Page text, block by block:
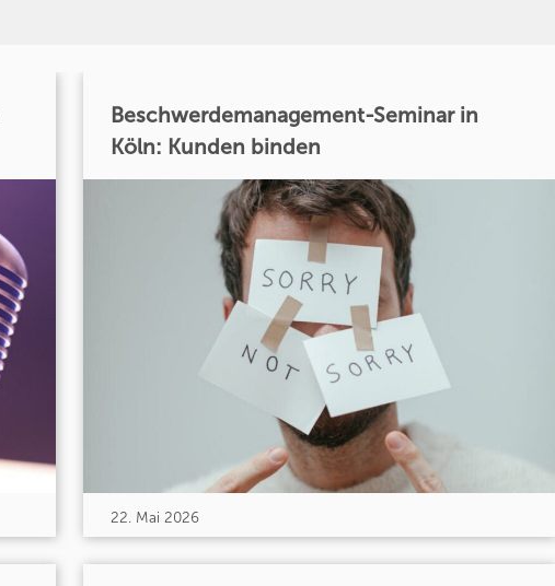
Beschwerdemanagement-Seminar in
Köln: Kunden binden
22. Mai 2026